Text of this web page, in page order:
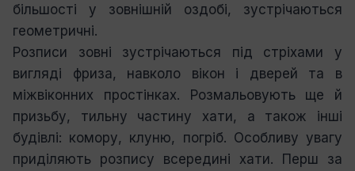
більшості у зовнішній оздобі, зустрічаються
геометричні.
Розписи зовні зустрічаються під стріхами у
вигляді фриза, навколо вікон і дверей та в
міжвіконних простінках. Розмальовують ще й
призьбу, тильну частину хати, а також інші
будівлі: комору, клуню, погріб. Особливу увагу
приділяють розпису всередині хати. Перш за